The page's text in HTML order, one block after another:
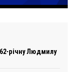
річну Людмилу